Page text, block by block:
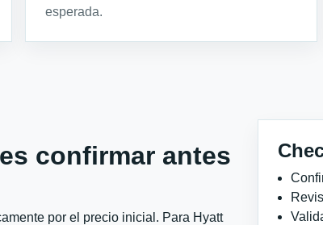
esperada.
confirmar antes
por el precio inicial. Para Hyatt